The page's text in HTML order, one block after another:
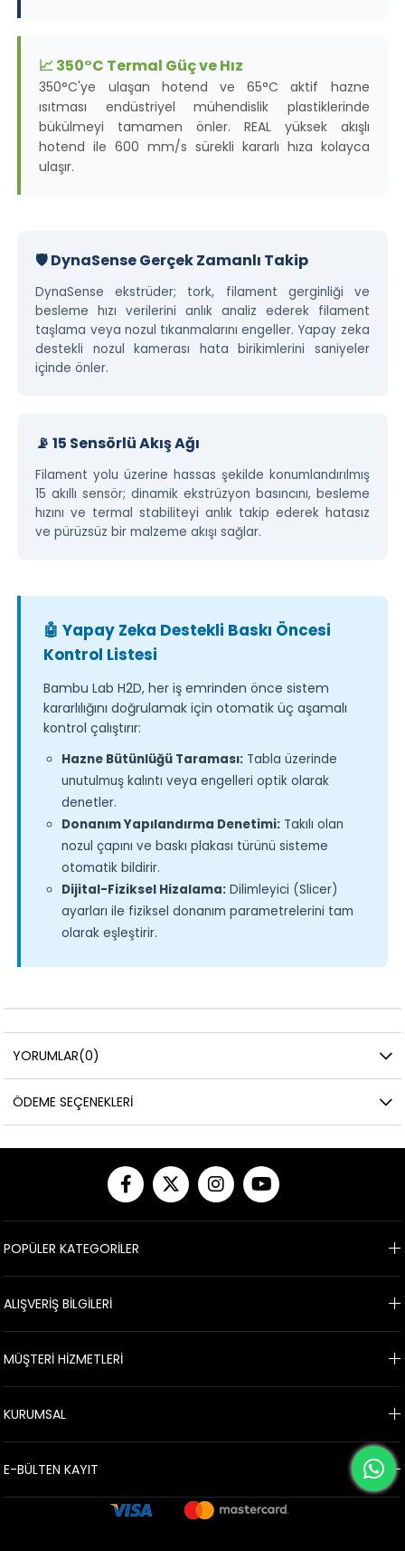
📈 350°C Termal Güç ve Hız
350°C'ye ulaşan hotend ve 65°C aktif hazne
ısıtması endüstriyel mühendislik plastiklerinde
bükülmeyi tamamen önler. REAL yüksek akışlı
hotend ile 600 mm/s sürekli kararlı hıza kolayca
ulaşır.
🛡️ DynaSense Gerçek Zamanlı Takip
DynaSense ekstrüder; tork, filament gerginliği ve
besleme hızı verilerini anlık analiz ederek filament
taşlama veya nozul tıkanmalarını engeller. Yapay zeka
destekli nozul kamerası hata birikimlerini saniyeler
içinde önler.
📡 15 Sensörlü Akış Ağı
Filament yolu üzerine hassas şekilde konumlandırılmış
15 akıllı sensör; dinamik ekstrüzyon basıncını, besleme
hızını ve termal stabiliteyi anlık takip ederek hatasız
ve pürüzsüz bir malzeme akışı sağlar.
🤖 Yapay Zeka Destekli Baskı Öncesi
Kontrol Listesi
Bambu Lab H2D, her iş emrinden önce sistem
kararlılığını doğrulamak için otomatik üç aşamalı
kontrol çalıştırır:
Hazne Bütünlüğü Taraması: Tabla üzerinde
unutulmuş kalıntı veya engelleri optik olarak
denetler.
Donanım Yapılandırma Denetimi: Takılı olan
nozul çapını ve baskı plakası türünü sisteme
otomatik bildirir.
Dijital-Fiziksel Hizalama: Dilimleyici (Slicer)
ayarları ile fiziksel donanım parametrelerini tam
olarak eşleştirir.
YORUMLAR(0)
ÖDEME SEÇENEKLERI
POPÜLER KATEGORİLER
ALIŞVERİŞ BİLGİLERİ
MÜŞTERİ HİZMETLERİ
KURUMSAL
E-BÜLTEN KAYIT